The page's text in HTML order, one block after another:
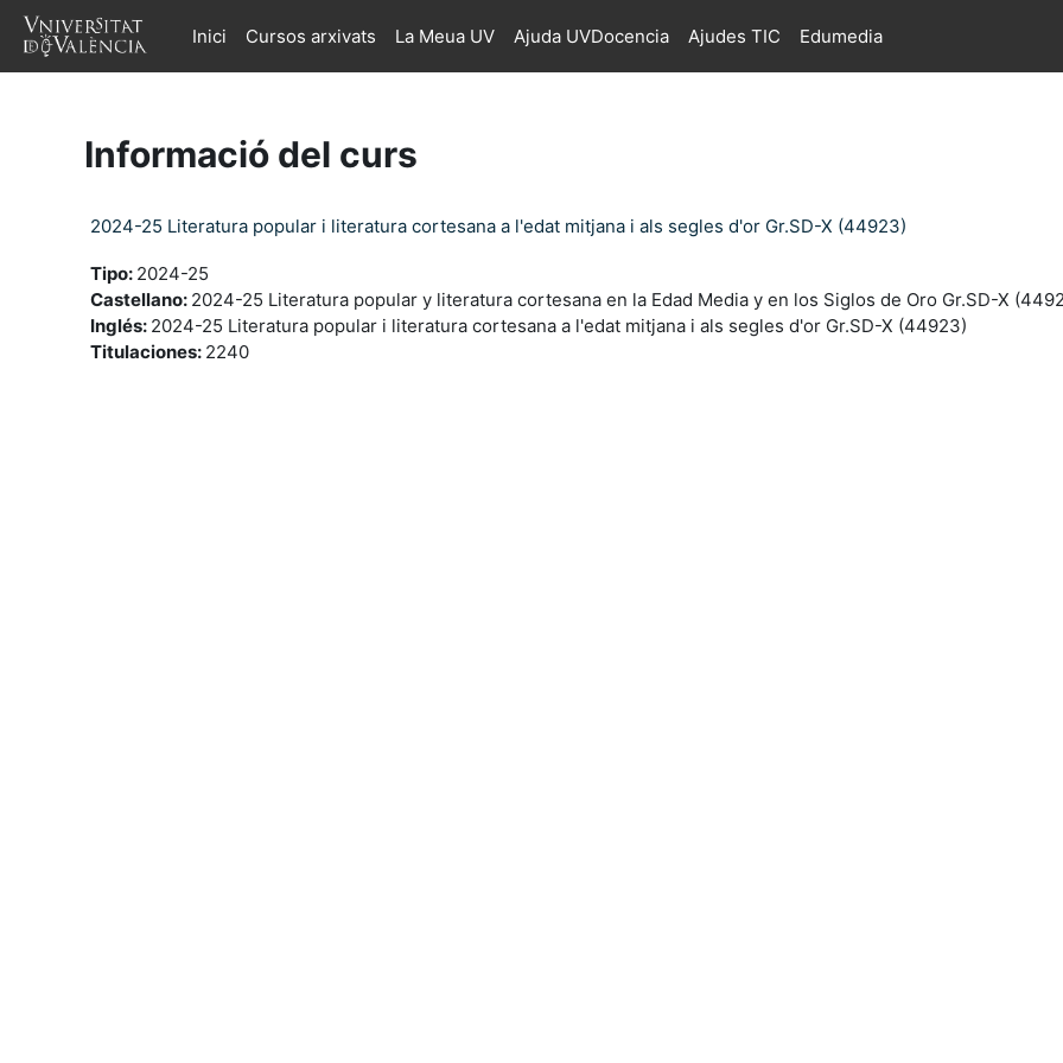
Ves al contingut principal
Inici
Cursos arxivats La Meua UV Ajuda UVDocencia Ajudes TIC Edumedia
Informació del curs
2024-25 Literatura popular i literatura cortesana a l'edat mitjana i als segles d'or Gr.SD-X (44923)
Tipo: 2024-25
Castellano: 2024-25 Literatura popular y literatura cortesana en la Edad Media y en los Siglos de Oro Gr.SD-X
Inglés: 2024-25 Literatura popular i literatura cortesana a l'edat mitjana i als segles d'or Gr.SD-X (44923)
Titulaciones: 2240